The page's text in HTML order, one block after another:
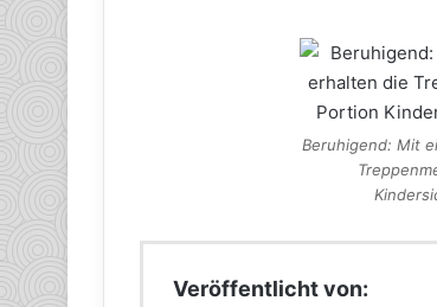
Beruhigend: Mit
Veröffentlicht von: